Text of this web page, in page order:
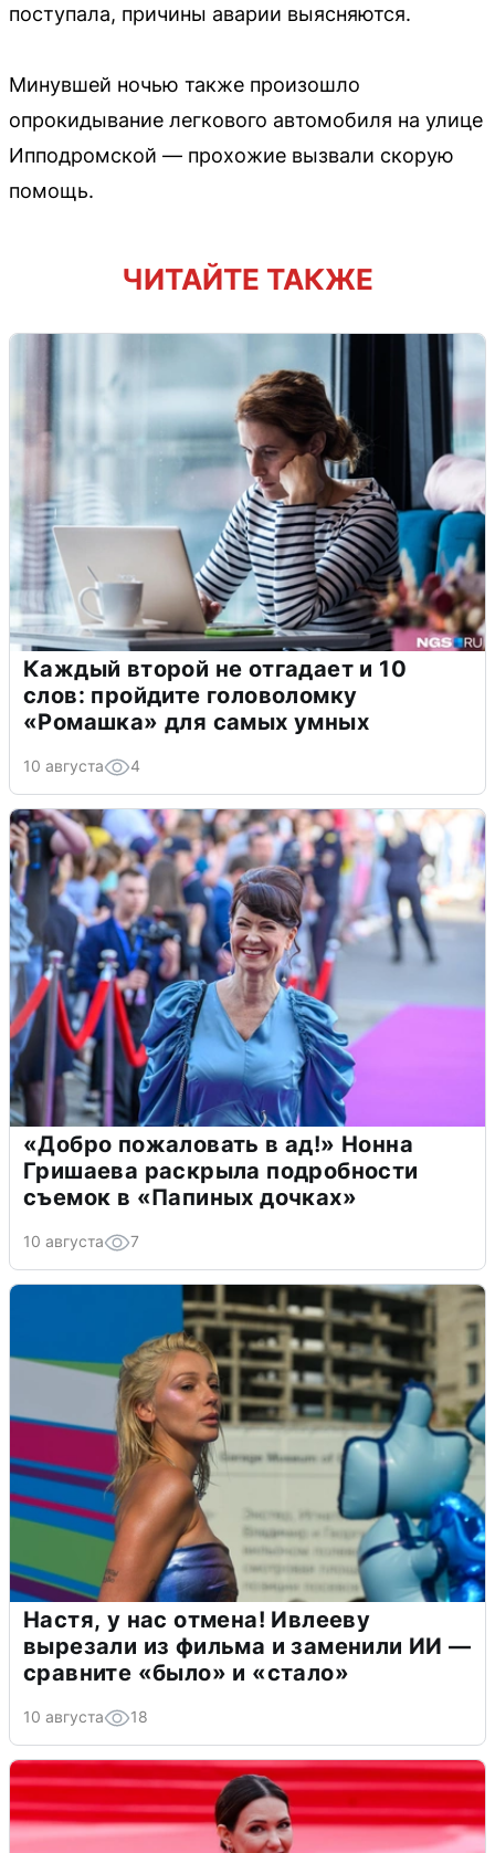
поступала, причины аварии выясняются.
Минувшей ночью также произошло
опрокидывание легкового автомобиля на улице
Ипподромской — прохожие вызвали скорую
помощь.
ЧИТАЙТЕ ТАКЖЕ
Каждый второй не отгадает и 10
слов: пройдите головоломку
«Ромашка» для самых умных
10 августа 4
«Добро пожаловать в ад!» Нонна
Гришаева раскрыла подробности
съемок в «Папиных дочках»
10 августа 7
Настя, у нас отмена! Ивлееву
вырезали из фильма и заменили ИИ —
сравните «было» и «стало»
10 августа 18